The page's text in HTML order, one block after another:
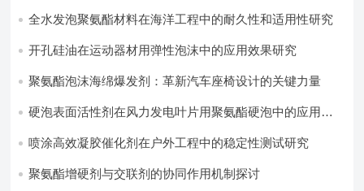
全水发泡聚氨酯材料在海洋工程中的耐久性和适用性研究
开孔硅油在运动器材用弹性泡沫中的应用效果研究
聚氨酯泡沫海绵爆发剂：革新汽车座椅设计的关键力量​
硬泡表面活性剂在风力发电叶片用聚氨酯硬泡中的应用实
喷涂高效凝胶催化剂在户外工程中的稳定性测试研究
聚氨酯增硬剂与交联剂的协同作用机制探讨